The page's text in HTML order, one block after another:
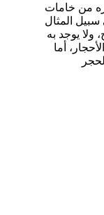
من خامات
سبيل المثال
ولا يوجد به
أما